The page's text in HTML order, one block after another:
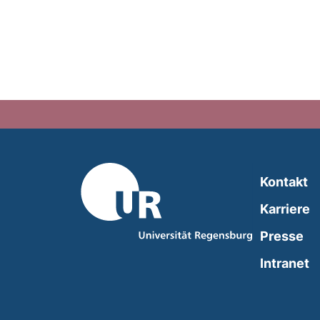
Kontakt
Karriere
Presse
Intranet